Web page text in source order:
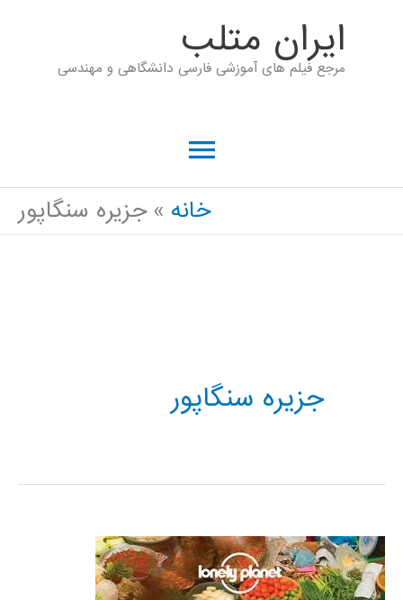
ايران متلب
مرجع فیلم های آموزشی فارسی دانشگاهی و مهندسی
فهرست
اصلی
خانه جزیره سنگاپور
جزیره سنگاپور